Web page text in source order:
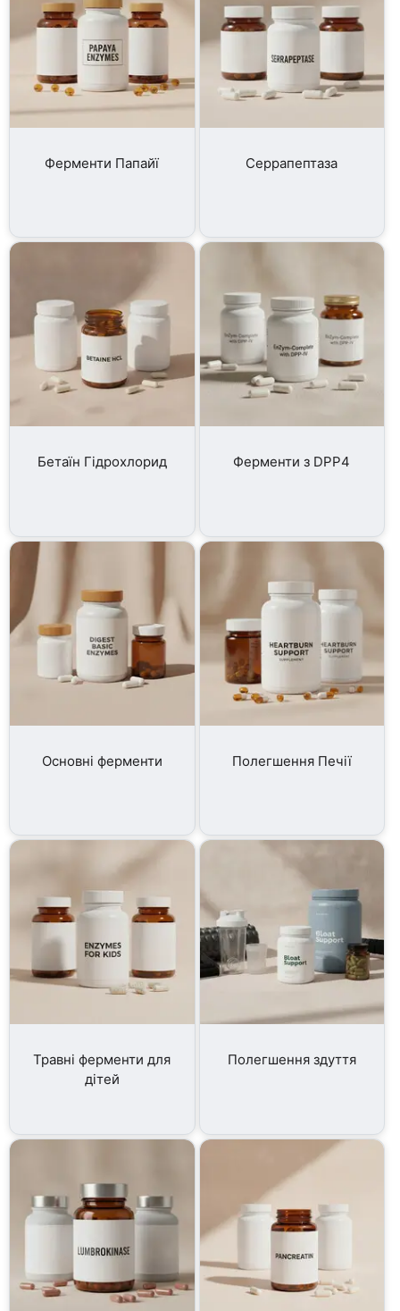
Ферменти Папайї Серрапептаза
Бетаїн Гідрохлорид Ферменти з DPP4
Основні ферменти Полегшення Печії
Травні ферменти для
дітей
Полегшення здуття